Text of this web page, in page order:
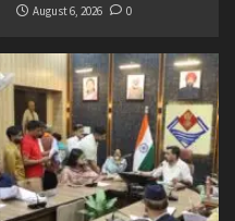
August 6, 2026
0